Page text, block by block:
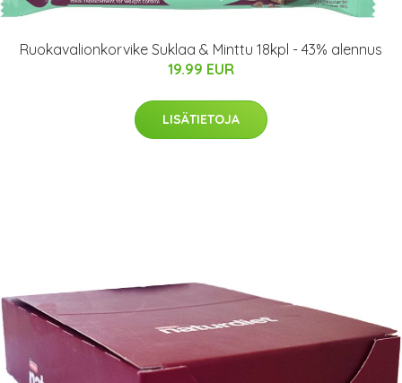
Ruokavalionkorvike Suklaa & Minttu 18kpl - 43% alennus
19.99 EUR
LISÄTIETOJA